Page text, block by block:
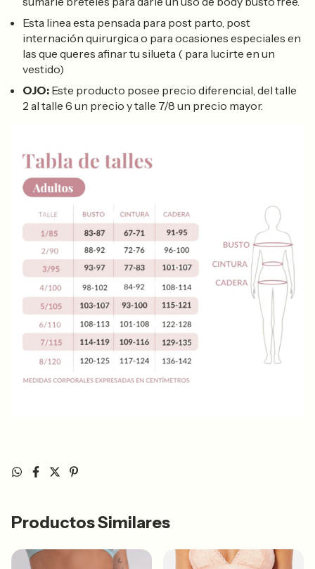
Esta linea esta pensada para post parto, post
internación quirurgica o para ocasiones especiales en
las que queres afinar tu silueta ( para lucirte en un
vestido)
OJO: Este producto posee precio diferencial, del talle
2 al talle 6 un precio y talle 7/8 un precio mayor.
Productos Similares